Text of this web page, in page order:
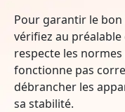
Pour garantir le
vérifiez au
respecte les
fonctionne pas
débrancher les
sa stabilité.